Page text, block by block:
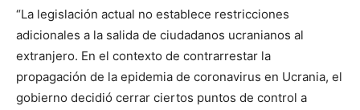
“La legislación actual no establece restricciones
adicionales a la salida de ciudadanos ucranianos al
extranjero. En el contexto de contrarrestar la
propagación de la epidemia de coronavirus en Ucrania, el
gobierno decidió cerrar ciertos puntos de control a